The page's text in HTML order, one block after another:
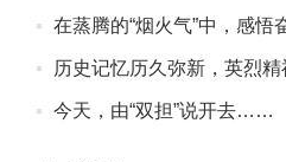
在蒸腾的“烟火气”中，感悟
历史记忆历久弥新，英烈
今天，由“双担”说开去……